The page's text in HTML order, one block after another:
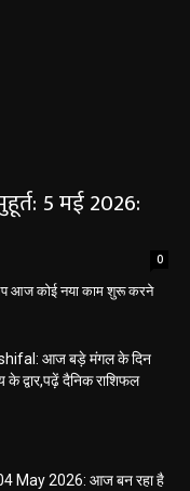
5 मई 2026:
0
आज कोई नया काम शुरू करने
आज बड़े मंगल के दिन
के द्वार,पढ़ें दैनिक राशिफल
May 2026: आज बन रहा है